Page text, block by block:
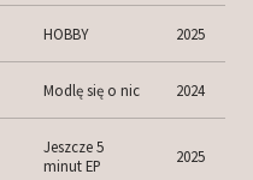
HOBBY 2025
Modlę się o nic 2024
Jeszcze 5
minut EP
2025